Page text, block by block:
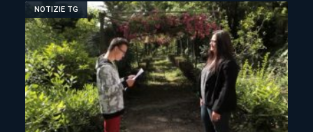
NOTIZIE TG